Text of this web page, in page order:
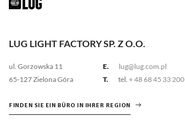
LUG LIGHT FACTORY SP. Z O.O.
ul. Gorzowska 11
65-127 Zielona Góra
E.
lug@lug.com.pl
T.
tel. + 48 68 45 33 200
FINDEN SIE EIN BÜRO IN IHRER REGION